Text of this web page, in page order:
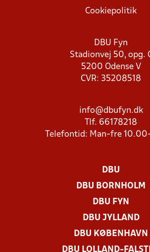
Cookiepolitik
DBU Fyn
Stadionvej 50, opg.
5200 Odense V
CVR: 35208518
info@dbufyn.dk
Tlf. 66178218
Telefontid: Man-fre
DBU
DBU BORNHOLM
DBU FYN
DBU JYLLAND
DBU KØBENHAVN
DBU LOLLAND-